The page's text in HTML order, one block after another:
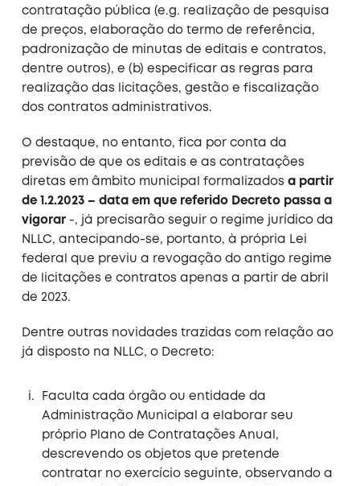
contratação pública (e.g. realização de pesquisa
de preços, elaboração do termo de referência,
padronização de minutas de editais e contratos,
dentre outros), e (b) especificar as regras para
realização das licitações, gestão e fiscalização
dos contratos administrativos.
O destaque, no entanto, fica por conta da
previsão de que os editais e as contratações
diretas em âmbito municipal formalizados a partir
de 1.2.2023 – data em que referido Decreto passa a
vigorar-, já precisarão seguir o regime jurídico da
NLLC, antecipando-se, portanto, à própria Lei
federal que previu a revogação do antigo regime
de licitações e contratos apenas a partir de abril
de 2023.
Dentre outras novidades trazidas com relação ao
já disposto na NLLC, o Decreto:
Faculta cada órgão ou entidade da
Administração Municipal a elaborar seu
próprio Plano de Contratações Anual,
descrevendo os objetos que pretende
contratar no exercício seguinte, observando a